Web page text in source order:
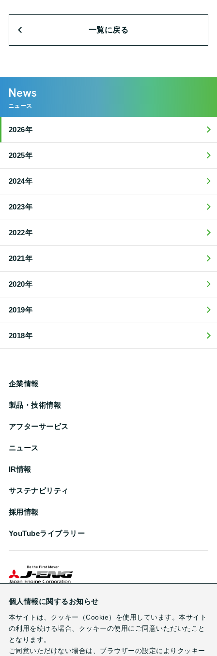
一覧に戻る
News
ニュース
2026年
2025年
2024年
2023年
2022年
2021年
2020年
2019年
2018年
企業情報
製品・技術情報
アフターサービス
ニュース
IR情報
サステナビリティ
採用情報
YouTubeライブラリー
お問い合わせ サイトのご利用条件 プライバシーポリシー
個人情報に関するお知らせ
本サイトは、クッキー（Cookie）を使用しています。本サイト
の利用を続ける場合、クッキーの使用にご同意いただいたこと
となります。
ご同意いただけない場合は、ブラウザーの設定によりクッキー